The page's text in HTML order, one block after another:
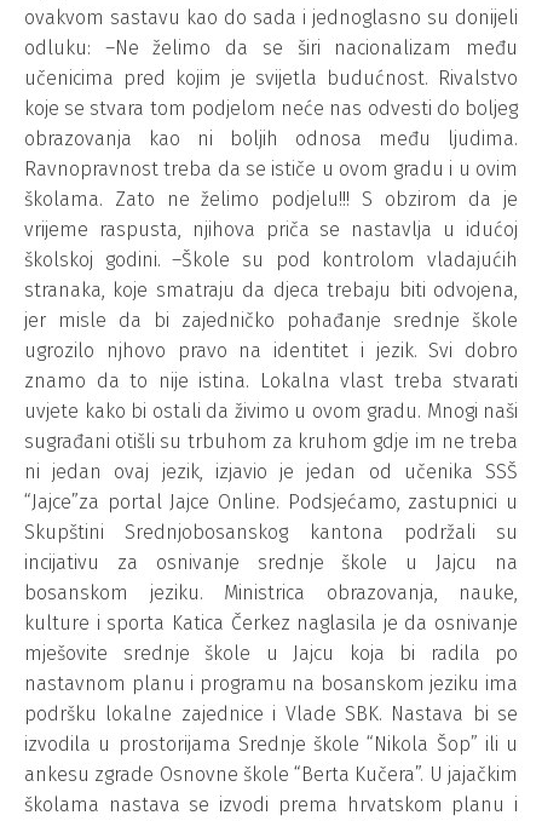
ovakvom sastavu kao do sada i jednoglasno su donijeli
odluku: –Ne želimo da se širi nacionalizam među
učenicima pred kojim je svijetla budućnost. Rivalstvo
koje se stvara tom podjelom neće nas odvesti do boljeg
obrazovanja kao ni boljih odnosa među ljudima.
Ravnopravnost treba da se ističe u ovom gradu i u ovim
školama. Zato ne želimo podjelu!!! S obzirom da je
vrijeme raspusta, njihova priča se nastavlja u idućoj
školskoj godini. –Škole su pod kontrolom vladajućih
stranaka, koje smatraju da djeca trebaju biti odvojena,
jer misle da bi zajedničko pohađanje srednje škole
ugrozilo njhovo pravo na identitet i jezik. Svi dobro
znamo da to nije istina. Lokalna vlast treba stvarati
uvjete kako bi ostali da živimo u ovom gradu. Mnogi naši
sugrađani otišli su trbuhom za kruhom gdje im ne treba
ni jedan ovaj jezik, izjavio je jedan od učenika SSŠ
“Jajce”za portal Jajce Online. Podsjećamo, zastupnici u
Skupštini Srednjobosanskog kantona podržali su
incijativu za osnivanje srednje škole u Jajcu na
bosanskom jeziku. Ministrica obrazovanja, nauke,
kulture i sporta Katica Čerkez naglasila je da osnivanje
mješovite srednje škole u Jajcu koja bi radila po
nastavnom planu i programu na bosanskom jeziku ima
podršku lokalne zajednice i Vlade SBK. Nastava bi se
izvodila u prostorijama Srednje škole “Nikola Šop” ili u
ankesu zgrade Osnovne škole “Berta Kučera”. U jajačkim
školama nastava se izvodi prema hrvatskom planu i